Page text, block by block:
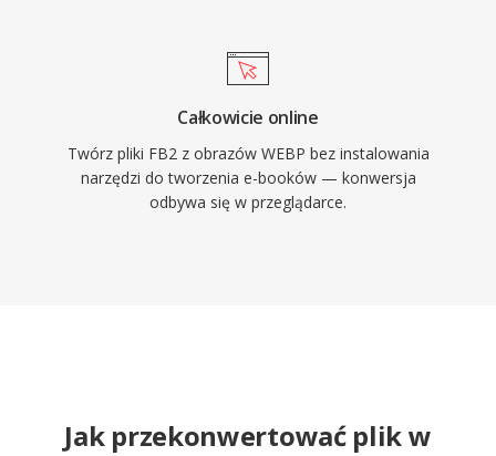
Całkowicie online
Twórz pliki FB2 z obrazów WEBP bez instalowania
narzędzi do tworzenia e-booków — konwersja
odbywa się w przeglądarce.
Jak przekonwertować plik w